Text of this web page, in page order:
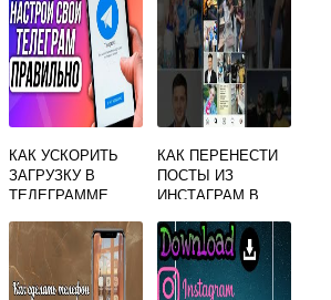
КАК УСКОРИТЬ
ЗАГРУЗКУ В
ТЕЛЕГРАММЕ
КАК ПЕРЕНЕСТИ
ПОСТЫ ИЗ
ИНСТАГРАМ В